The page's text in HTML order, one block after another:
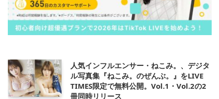
人気インフルエンサー・ねこみ。、デジタ
ル写真集『ねこみ。のぜんぶ。』をLIVE
TIMES限定で無料公開。Vol.1・Vol.2の2
冊同時リリース